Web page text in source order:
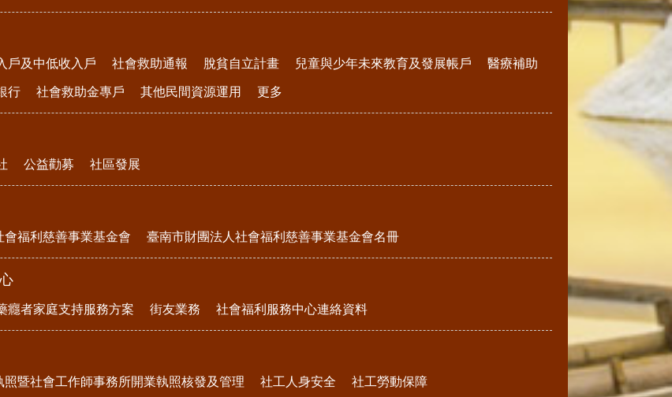
戶及中低收入戶 社會救助通報 脫貧自立計畫 兒童與少年未來教育及發展帳戶 醫療補助
行 社會救助金專戶 其他民間資源運用 更多
公益勸募 社區發展
會福利慈善事業基金會 臺南市財團法人社會福利慈善事業基金會名冊
癮者家庭支持服務方案 街友業務 社會福利服務中心連絡資料
照暨社會工作師事務所開業執照核發及管理 社工人身安全 社工勞動保障